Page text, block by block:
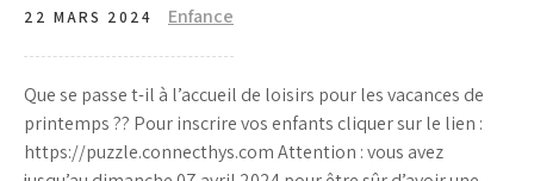
22 MARS 2024 Enfance
Que se passe t-il à l’accueil de loisirs pour les vacances de
printemps ?? Pour inscrire vos enfants cliquer sur le lien :
https://puzzle.connecthys.com Attention : vous avez